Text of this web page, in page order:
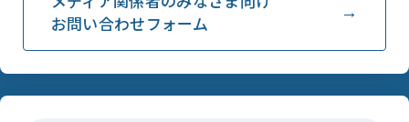
お問い合わせフォーム